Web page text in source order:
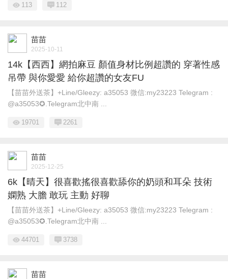
113 112
苗苗
2025-10-11
14k【西西】網拍麻豆 顏值身材比例超讚的 穿著性感
吊帶 與你愛愛 給你超讚的女友FU
【苗苗外送茶】+Line/Gleezy: a35053 微信:my23223 Telegram :
@a35053✪.Telegram北中南 ...
19701 2261
苗苗
2025-12-25
6k【晴天】很喜歡搖很喜歡舔你的奶頭和耳朵 技術
嫻熟 大膽 敢玩 主動 好聊
【苗苗外送茶】+Line/Gleezy: a35053 微信:my23223 Telegram :
@a35053✪.Telegram北中南 ...
44701 3738
苗苗